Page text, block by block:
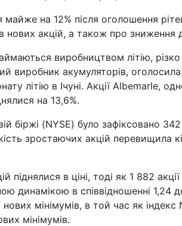
майже на 12% після оголошення
нових акцій, а також про зниження
виробництвом літію,
виробник акумуляторів,
літію в Ічуні. Акції Albemarle,
на 13,6%.
біржі (NYSE) було зафіксовано
зростаючих акцій перевищила
піднялися в ціні, тоді як 1 882
динамікою в співвідношенні 1,24
мінімумів, в той час як
мінімумів.